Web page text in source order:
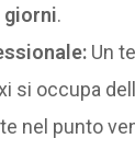
giorni.
Un
si occupa
nel punto